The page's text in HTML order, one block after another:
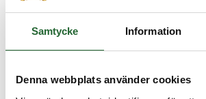
Samtycke Information
Denna webbplats använder cookies